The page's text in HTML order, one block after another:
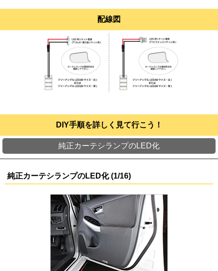
配線図
DIY手順を詳しく見て行こう！
純正カーテシランプのLED化
純正カーテシランプのLED化 (1/16)